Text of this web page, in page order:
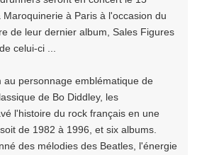
à Paris à l'occasion du
de leur dernier album, Sales Figures
celui-ci ...
au personnage emblématique de
de Bo Diddley, les
l'histoire du rock français en une
de 1982 à 1996, et six albums.
des mélodies des Beatles, l'énergie